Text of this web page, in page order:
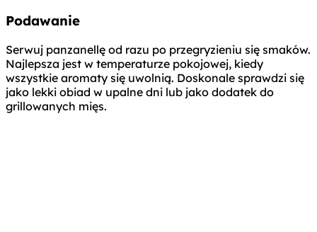
Podawanie
Serwuj panzanellę od razu po przegryzieniu się smaków.
Najlepsza jest w temperaturze pokojowej, kiedy
wszystkie aromaty się uwolnią. Doskonale sprawdzi się
jako lekki obiad w upalne dni lub jako dodatek do
grillowanych mięs.